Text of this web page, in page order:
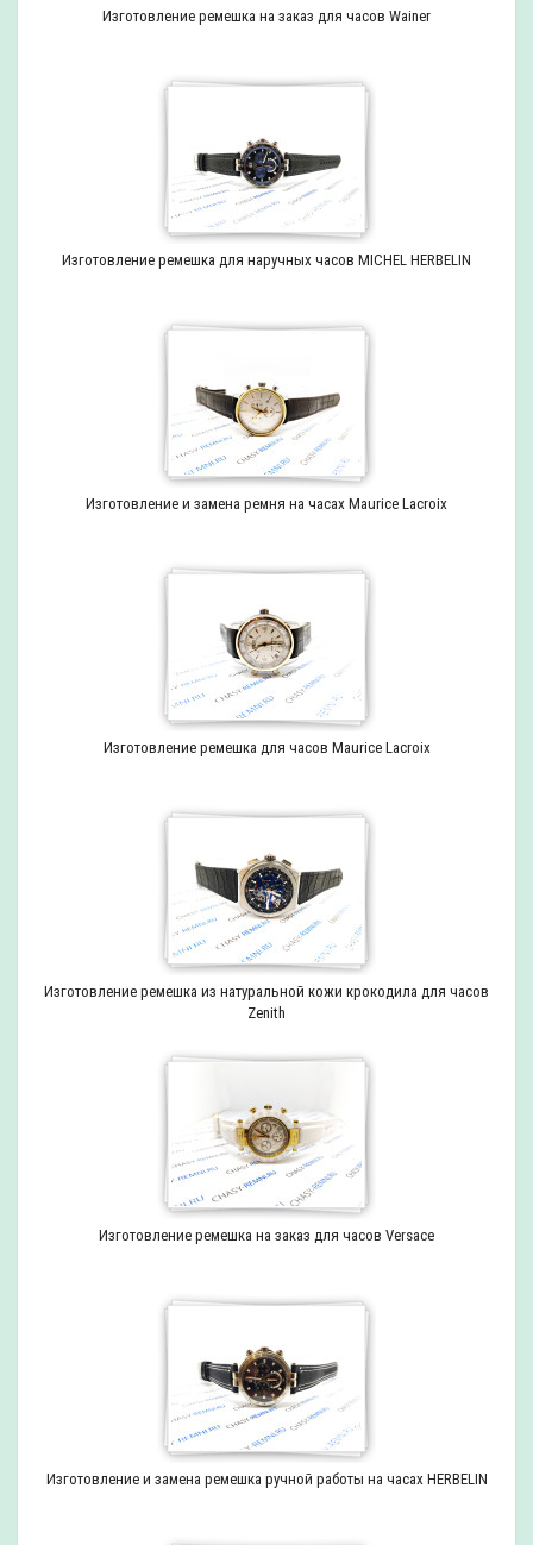
Изготовление ремешка на заказ для часов Wainer
Изготовление ремешка для наручных часов MICHEL HERBELIN
Изготовление и замена ремня на часах Maurice Lacroix
Изготовление ремешка для часов Maurice Lacroix
Изготовление ремешка из натуральной кожи крокодила для часов
Zenith
Изготовление ремешка на заказ для часов Versace
Изготовление и замена ремешка ручной работы на часах HERBELIN